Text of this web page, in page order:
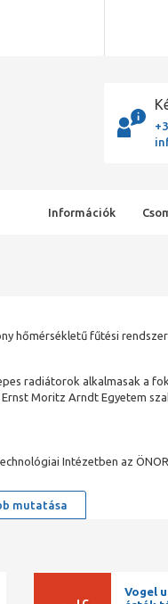
Információk
hőmérsékletű fűtési
radiátorok alkalmasak a
Moritz Arndt Egyetem
Intézetben az
nélkül
mutatása
Vogel